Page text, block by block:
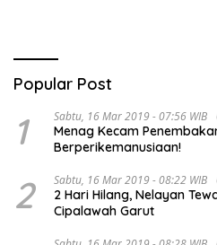
Popular Post
1 Sabtu, 16 Mar 2019 - 07:56 WIB
Menag Kecam
Berperikemanusiaan!
2 Sabtu, 16 Mar 2019 - 08:22 WIB
2 Hari Hilang, Nelayan
Cipalawah Garut